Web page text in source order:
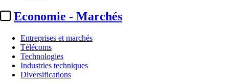
Economie - Marchés
Entreprises et marchés
Télécoms
Technologies
Industries techniques
Diversifications